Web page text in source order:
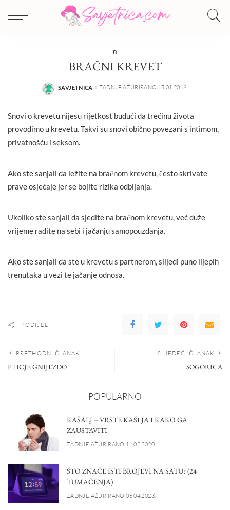
B
BRAČNI KREVET
POSTED
SAVJETNICA ZADNJE AŽURIRANO 15.01.2018.
Snovi o krevetu nijesu rijetkost budući da trećinu života
provodimo u krevetu. Takvi su snovi obično povezani s intimom,
privatnošću i seksom.
Ako ste sanjali da ležite na bračnom krevetu, često skrivate
prave osjećaje jer se bojite rizika odbijanja.
Ukoliko ste sanjali da sjedite na bračnom krevetu, već duže
vrijeme radite na sebi i jačanju samopouzdanja.
Ako ste sanjali da ste u krevetu s partnerom, slijedi puno lijepih
trenutaka u vezi te jačanje odnosa.
PODIJELI
PRETHODNI ČLANAK
PTIČJE GNIJEZDO
SLJEDEĆI ČLANAK
ŠOGORICA
POPULARNO
KAŠALJ – VRSTE KAŠLJA I KAKO GA
ZAUSTAVITI
ZADNJE AŽURIRANO 11.02.2020.
ŠTO ZNAČE ISTI BROJEVI NA SATU? (24
TUMAČENJA)
ZADNJE AŽURIRANO 05.04.2023.